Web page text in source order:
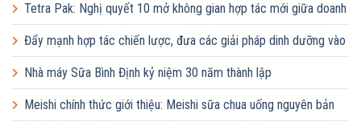
Tetra Pak: Nghị quyết 10 mở không gian hợp tác mới giữa doanh
nghiệp FDI và doanh nghiệp Việt
Đẩy mạnh hợp tác chiến lược, đưa các giải pháp dinh dưỡng vào
trường học
Nhà máy Sữa Bình Định kỷ niệm 30 năm thành lập
Meishi chính thức giới thiệu: Meishi sữa chua uống nguyên bản